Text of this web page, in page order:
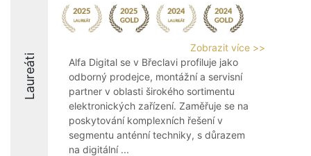
Laureáti
Zobrazit více >>
Alfa Digital se v Břeclavi profiluje jako
odborný prodejce, montážní a servisní
partner v oblasti širokého sortimentu
elektronických zařízení. Zaměřuje se na
poskytování komplexních řešení v
segmentu anténní techniky, s důrazem
na digitální ...